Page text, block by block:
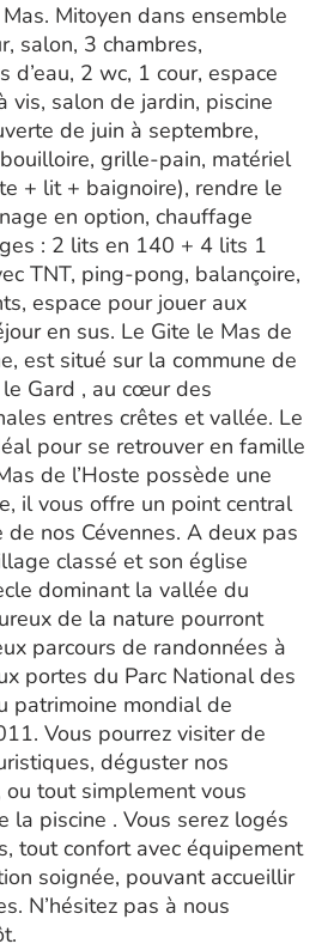
Mitoyen dans ensemble
salon, 3 chambres,
d’eau, 2 wc, 1 cour, espace
vis, salon de jardin, piscine
de juin à septembre,
grille-pain, matériel
+ lit + baignoire), rendre le
en option, chauffage
: 2 lits en 140 + 4 lits 1
TNT, ping-pong, balançoire,
espace pour jouer aux
en sus. Le Gite le Mas de
est situé sur la commune de
Gard , au cœur des
entres crêtes et vallée. Le
pour se retrouver en famille
de l’Hoste possède une
il vous offre un point central
nos Cévennes. A deux pas
classé et son église
dominant la vallée du
de la nature pourront
parcours de randonnées à
portes du Parc National des
patrimoine mondial de
Vous pourrez visiter de
déguster nos
tout simplement vous
la piscine . Vous serez logés
tout confort avec équipement
soignée, pouvant accueillir
N’hésitez pas à nous